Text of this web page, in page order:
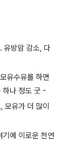
유방암 감소, 다
유수유를 하면
하나 정도 굿 -
모유가 더 많이
에 이로운 천연